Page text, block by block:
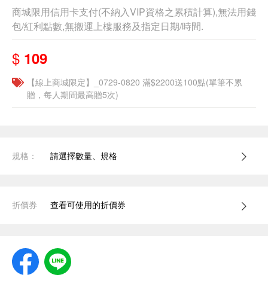
商城限用信用卡支付(不納入VIP資格之累積計算),無法用錢
包/紅利點數,無搬運上樓服務及指定日期/時間.
$ 109
【線上商城限定】_0729-0820 滿$2200送100點(單筆不累
贈，每人期間最高贈5次)
規格： 請選擇數量、規格
折價券 查看可使用的折價券